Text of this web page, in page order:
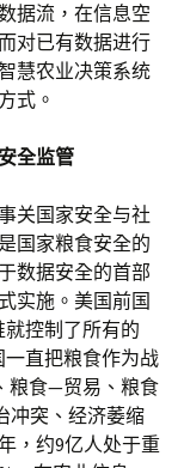
据流，在信息空
对已有数据进行
慧农业决策系统
式。
全监管
关国家安全与社
国家粮食安全的
数据安全的首部
实施。美国前国
控制了所有的
直把粮食作为战
粮食—贸易、粮食
冲突、经济萎缩
，约9亿人处于重